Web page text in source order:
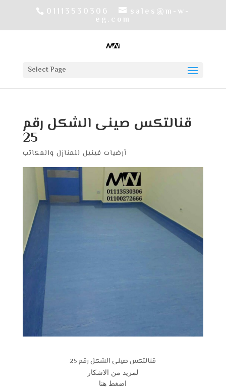
01113530306 sales@m-w-
eg.com
Select Page
قنالتكس صينى الشكل رقم
25
أرضيات فينيل للمنازل والمكاتب
قنالتكس صينى الشكل رقم 25
لمزيد من الاشكار
اضغط هنا